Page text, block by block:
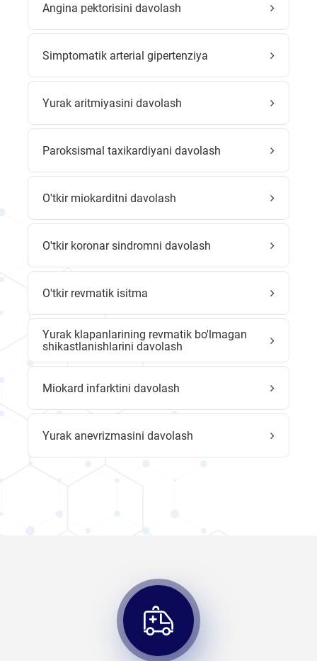
Angina pektorisini davolash
Simptomatik arterial gipertenziya
Yurak aritmiyasini davolash
Paroksismal taxikardiyani davolash
O'tkir miokarditni davolash
O'tkir koronar sindromni davolash
O'tkir revmatik isitma
Yurak klapanlarining revmatik bo'lmagan
shikastlanishlarini davolash
Miokard infarktini davolash
Yurak anevrizmasini davolash